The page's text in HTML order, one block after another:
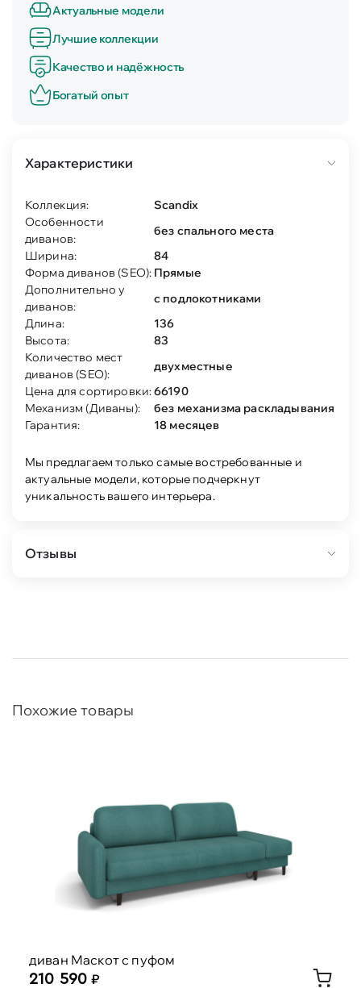
Актуальные модели
Лучшие коллекции
Качество и надёжность
Богатый опыт
Характеристики
Коллекция:
Scandix
Особенности
диванов:
без спального места
Ширина:
84
Форма диванов (SEO): Прямые
Дополнительно у
диванов:
с подлокотниками
Длина:
136
Высота:
83
Количество мест
диванов (SEO):
двухместные
Цена для сортировки:66190
Механизм (Диваны):
без механизма раскладывания
Гарантия:
18 месяцев
Мы предлагаем только самые востребованные и
актуальные модели, которые подчеркнут
уникальность вашего интерьера.
Отзывы
Похожие товары
диван Маскот с пуфом
210 590